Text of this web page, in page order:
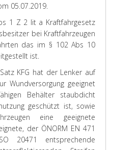
05.07.2019.
2 lit a Kraftfahrgesetz
bei Kraftfahrzeugen
das im § 102 Abs 10
ist.
KFG hat der Lenker auf
Wundversorgung geeignet
Behälter staubdicht
geschützt ist, sowie
eine geeignete
der ÖNORM EN 471
20471 entsprechende